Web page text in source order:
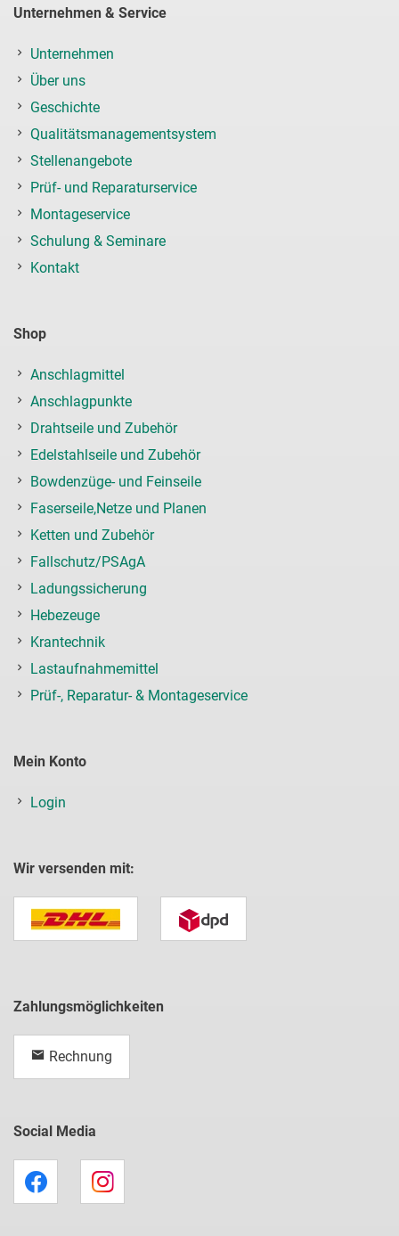
Unternehmen & Service
Unternehmen
Über uns
Geschichte
Qualitätsmanagementsystem
Stellenangebote
Prüf- und Reparaturservice
Montageservice
Schulung & Seminare
Kontakt
Shop
Anschlagmittel
Anschlagpunkte
Drahtseile und Zubehör
Edelstahlseile und Zubehör
Bowdenzüge- und Feinseile
Faserseile,Netze und Planen
Ketten und Zubehör
Fallschutz/PSAgA
Ladungssicherung
Hebezeuge
Krantechnik
Lastaufnahmemittel
Prüf-, Reparatur- & Montageservice
Mein Konto
Login
Wir versenden mit:
Zahlungsmöglichkeiten
Rechnung
Social Media